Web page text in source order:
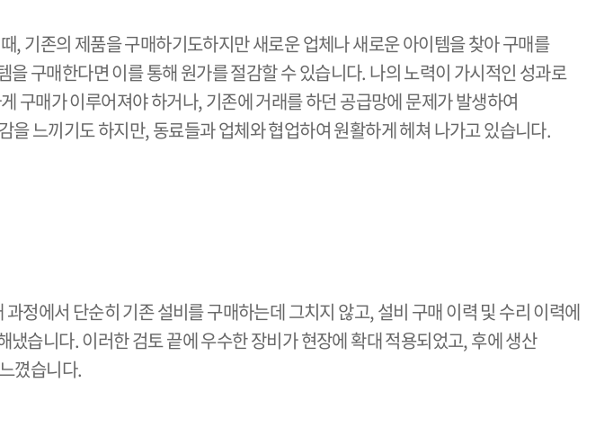
기존의 제품을 구매하기도하지만 새로운 업체나 새로운 아이템을 찾아 구매를
구매한다면 이를 통해 원가를 절감할 수 있습니다. 나의 노력이 가시적인 성과로
구매가 이루어져야 하거나, 기존에 거래를 하던 공급망에 문제가 발생하여
느끼기도 하지만, 동료들과 업체와 협업하여 원활하게 헤쳐 나가고 있습니다.
정에서 단순히 기존 설비를 구매하는데 그치지 않고, 설비 구매 이력 및 수리 이력에
습니다. 이러한 검토 끝에 우수한 장비가 현장에 확대 적용되었고, 후에 생산
꼈습니다.